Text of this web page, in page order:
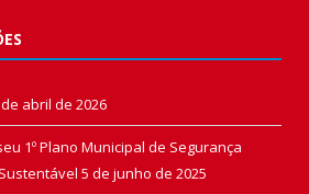
de abril de 2026
1º Plano Municipal de Segurança
5 de junho de 2025